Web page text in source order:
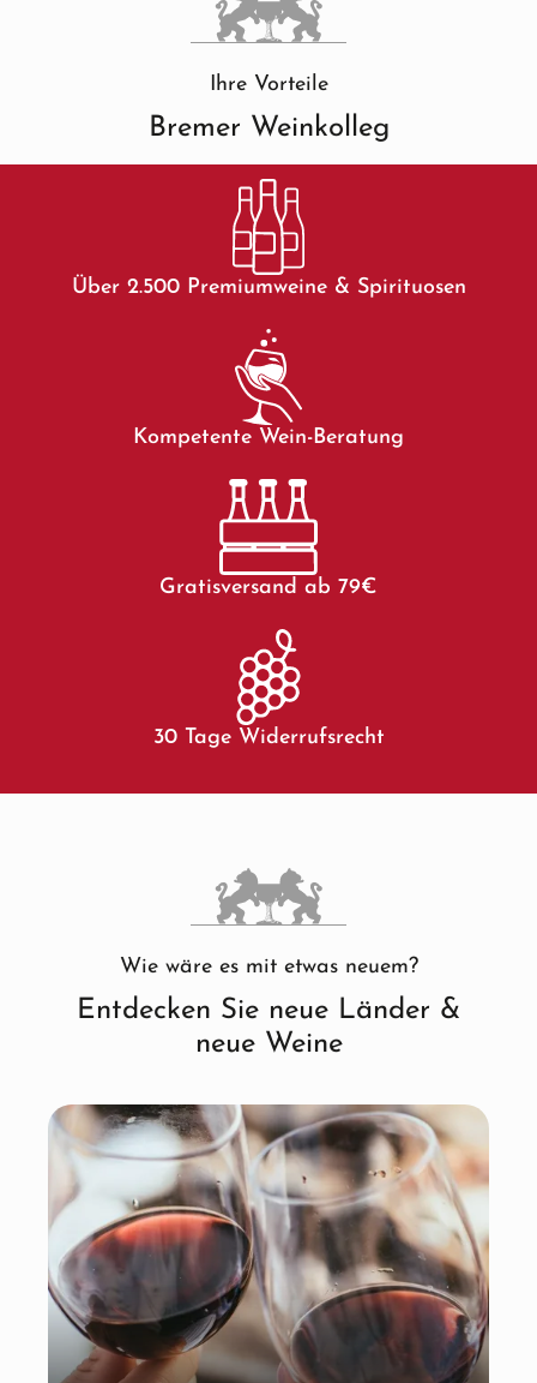
Ihre Vorteile
Bremer Weinkolleg
Über 2.500 Premiumweine & Spirituosen
Kompetente Wein-Beratung
Gratisversand ab 79€
30 Tage Widerrufsrecht
Wie wäre es mit etwas neuem?
Entdecken Sie neue Länder &
neue Weine